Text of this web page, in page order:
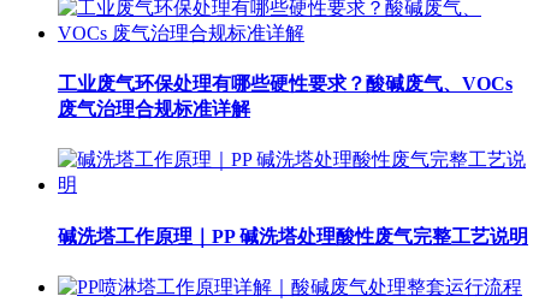
工业废气环保处理有哪些硬性要求？酸碱废气、VOCs
废气治理合规标准详解
碱洗塔工作原理｜PP 碱洗塔处理酸性废气完整工艺说明